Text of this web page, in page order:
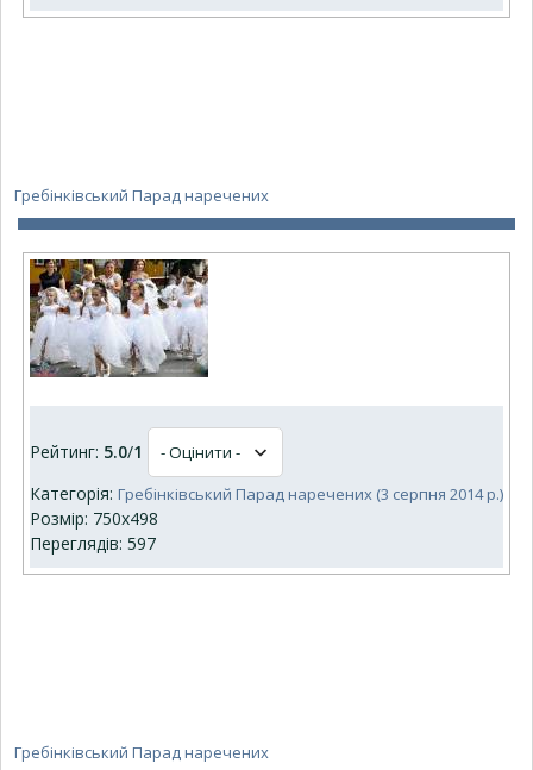
Гребінківський Парад наречених
Рейтинг: 5.0/1
Категорія: Гребінківський Парад наречених (3 серпня 2014 р.)
Розмір: 750x498
Переглядів: 597
Гребінківський Парад наречених